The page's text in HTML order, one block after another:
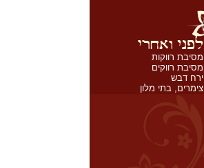
מסיבת רווקות
מסיבת רווקים
ירח דבש
צימרים, בתי מלון